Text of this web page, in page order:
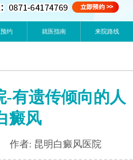
约 就医指南 来院路线
-有遗传倾向的人
癜风
作者: 昆明白癜风医院